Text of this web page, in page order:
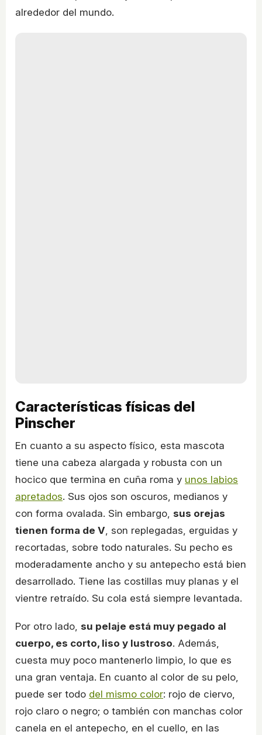
alrededor del mundo.
Características físicas del
Pinscher
En cuanto a su aspecto físico, esta mascota
tiene una cabeza alargada y robusta con un
hocico que termina en cuña roma y unos labios
apretados. Sus ojos son oscuros, medianos y
con forma ovalada. Sin embargo, sus orejas
tienen forma de V, son replegadas, erguidas y
recortadas, sobre todo naturales. Su pecho es
moderadamente ancho y su antepecho está bien
desarrollado. Tiene las costillas muy planas y el
vientre retraído. Su cola está siempre levantada.
Por otro lado, su pelaje está muy pegado al
cuerpo, es corto, liso y lustroso. Además,
cuesta muy poco mantenerlo limpio, lo que es
una gran ventaja. En cuanto al color de su pelo,
puede ser todo del mismo color: rojo de ciervo,
rojo claro o negro; o también con manchas color
canela en el antepecho, en el cuello, en las